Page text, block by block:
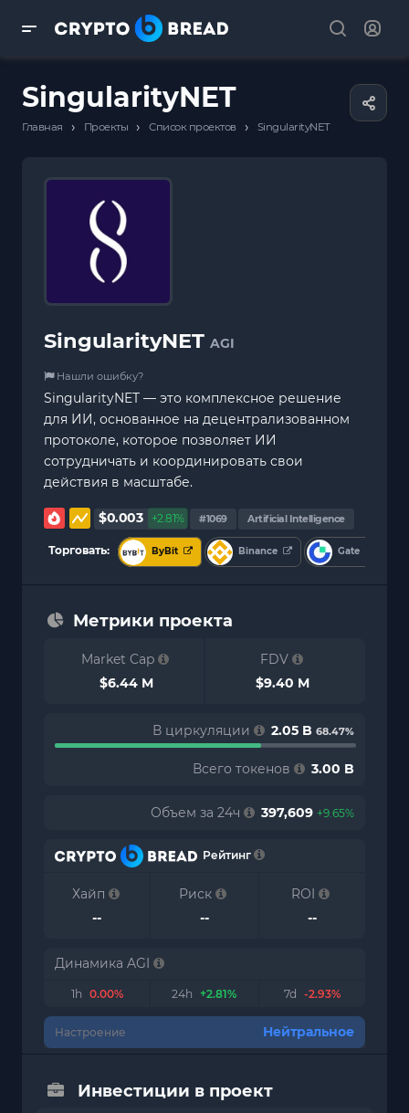
SingularityNET
Главная › Проекты › Список проектов › SingularityNET
SingularityNET AGI
Нашли ошибку?
SingularityNET — это комплексное решение
для ИИ, основанное на децентрализованном
протоколе, которое позволяет ИИ
сотрудничать и координировать свои
действия в масштабе.
$0.003 +2.81% #1069 Artificial Intelligence
Торговать: ByBit Binance Gate
Метрики проекта
Market Cap
$6.44 M
FDV
$9.40 M
В циркуляции 2.05 B 68.47%
Всего токенов 3.00 B
Объем за 24ч 397,609 +9.65%
Рейтинг
Хайп
--
Риск
--
ROI
--
Динамика AGI
1h 0.00% 24h +2.81% 7d -2.93%
Настроение Нейтральное
Инвестиции в проект